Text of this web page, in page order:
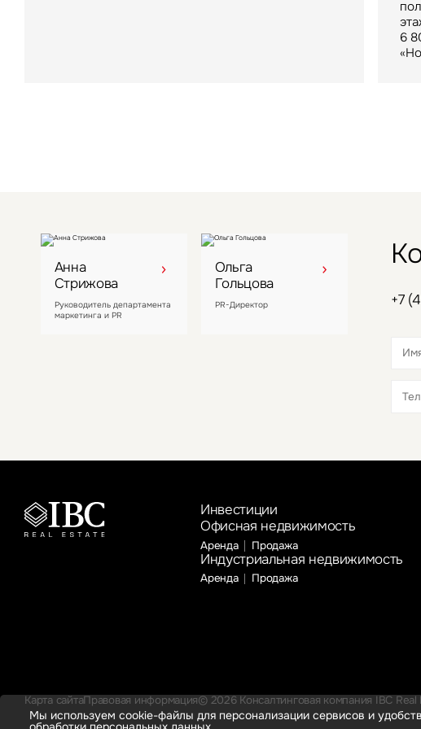
6
м.
в
Анна
Стрижова
Руководитель департамента
маркетинга и PR
Ольга
Гольцова
PR-Директор +7
Инвестиции
Офисная недвижимость
Аренда Продажа
Индустриальная недвижимость
Аренда Продажа
Карта сайтаПравовая информация© 2026 Консалтинговая компания IBC Real
Мы используем cookie-файлы для персонализации сервисов и